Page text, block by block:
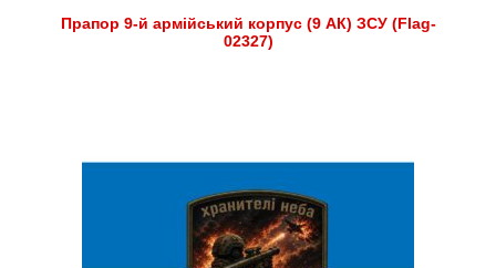
Прапор 9-й армійський корпус (9 АК) ЗСУ (Flag-
02327)